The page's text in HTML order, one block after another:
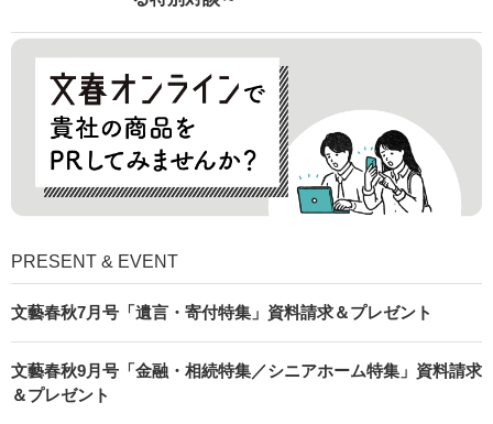
PRESENT & EVENT
文藝春秋7月号「遺言・寄付特集」資料請求＆プレゼント
文藝春秋9月号「金融・相続特集／シニアホーム特集」資料請求
＆プレゼント